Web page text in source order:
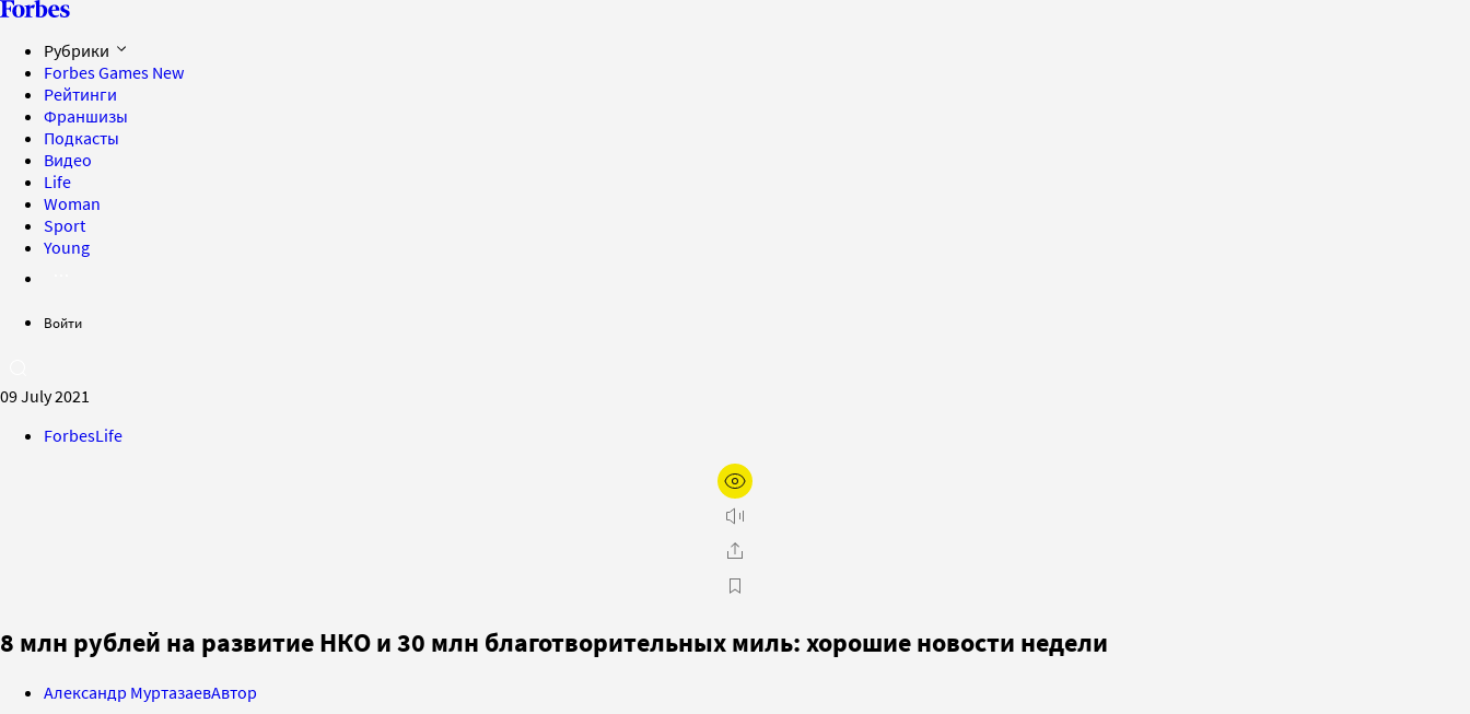
Рубрики
Forbes Games New
Рейтинги
Франшизы
Подкасты
Видео
Life
Woman
Sport
Young
Войти
09 July 2021
ForbesLife
8 млн рублей на развитие НКО и 30 млн благотворительных миль: хорошие новости недели
Александр МуртазаевАвтор